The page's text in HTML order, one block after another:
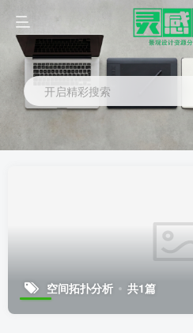
开启精彩搜索
空间拓扑分析 共1篇